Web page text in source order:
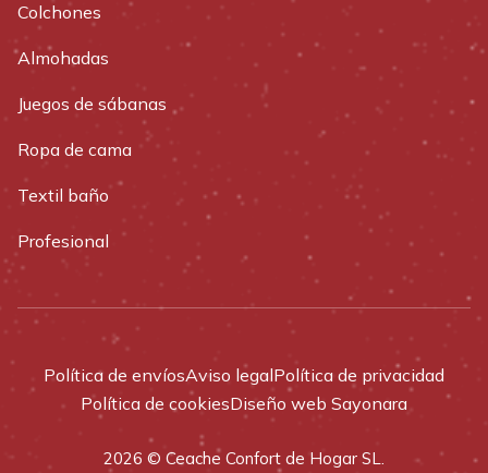
Colchones
Almohadas
Juegos de sábanas
Ropa de cama
Textil baño
Profesional
2026 © Ceache Confort de Hogar SL.
Política de envíosAviso legalPolítica de privacidad
Política de cookiesDiseño web Sayonara